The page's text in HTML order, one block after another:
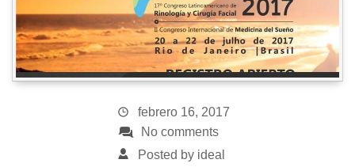
febrero 16, 2017
No comments
Posted by ideal